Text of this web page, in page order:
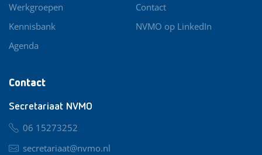
Contact
Secretariaat NVMO
06 15273252
secretariaat@nvmo.nl
Werkgroepen
Kennisbank
Agenda
Contact
NVMO op LinkedIn